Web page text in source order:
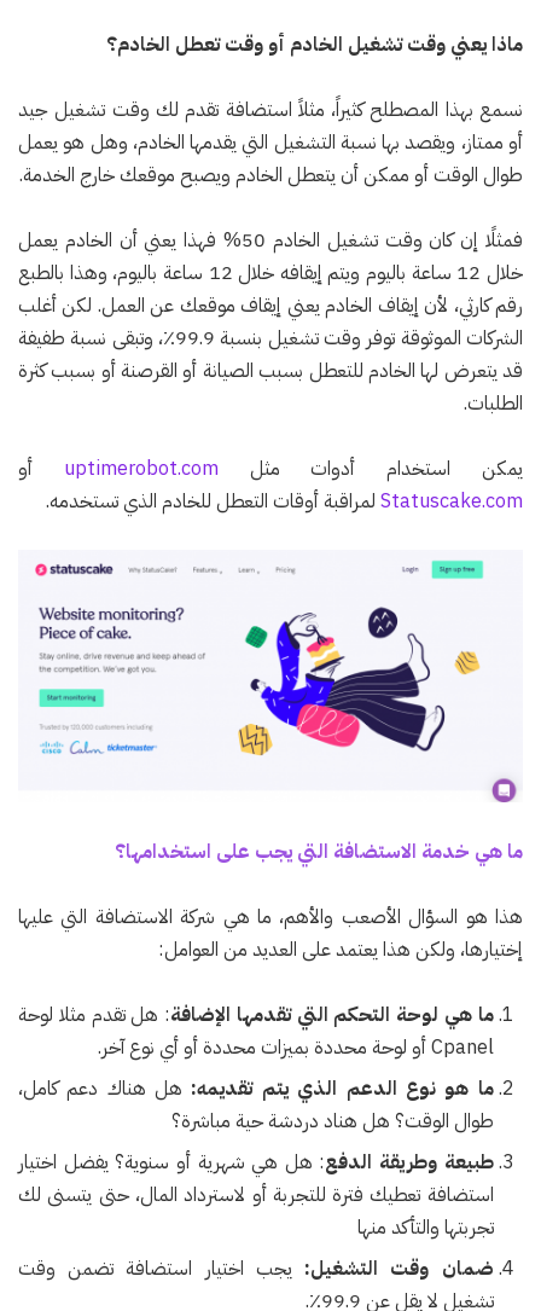
ماذا يعني وقت تشغيل الخادم أو وقت تعطل الخادم؟
نسمع بهذا المصطلح كثيراً، مثلاً استضافة تقدم لك وقت تشغيل جيد
أو ممتاز، ويقصد بها نسبة التشغيل التي يقدمها الخادم، وهل هو يعمل
طوال الوقت أو ممكن أن يتعطل الخادم ويصبح موقعك خارج الخدمة.
فمثلًا إن كان وقت تشغيل الخادم 50% فهذا يعني أن الخادم يعمل
خلال 12 ساعة باليوم ويتم إيقافه خلال 12 ساعة باليوم، وهذا بالطبع
رقم كارثي، لأن إيقاف الخادم يعني إيقاف موقعك عن العمل. لكن أغلب
الشركات الموثوقة توفر وقت تشغيل بنسبة 99.9٪، وتبقى نسبة طفيفة
قد يتعرض لها الخادم للتعطل بسبب الصيانة أو القرصنة أو بسبب كثرة
الطلبات.
يمكن استخدام أدوات مثل
أو
Statuscake.com لمراقبة أوقات التعطل للخادم الذي تستخدمه.
ما هي خدمة الاستضافة التي يجب على استخدامها؟
هذا هو السؤال الأصعب والأهم، ما هي شركة الاستضافة التي عليها
إختيارها، ولكن هذا يعتمد على العديد من العوامل:
ما هي لوحة التحكم التي تقدمها الإضافة: هل تقدم مثلا لوحة
Cpanel أو لوحة محددة بميزات محددة أو أي نوع آخر.
ما هو نوع الدعم الذي يتم تقديمه: هل هناك دعم كامل،
طوال الوقت؟ هل هناد دردشة حية مباشرة؟
طبيعة وطريقة الدفع: هل هي شهرية أو سنوية؟ يفضل اختيار
استضافة تعطيك فترة للتجربة أو لاسترداد المال، حتى يتسنى لك
تجربتها والتأكد منها
ضمان وقت التشغيل: يجب اختيار استضافة تضمن وقت
تشغيل لا يقل عن 99.9٪.